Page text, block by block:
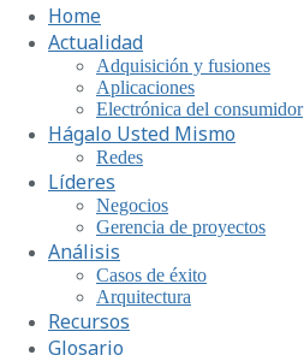
Home
Actualidad
Adquisición y fusiones
Aplicaciones
Electrónica del consumidor
Hágalo Usted Mismo
Redes
Líderes
Negocios
Gerencia de proyectos
Análisis
Casos de éxito
Arquitectura
Recursos
Glosario